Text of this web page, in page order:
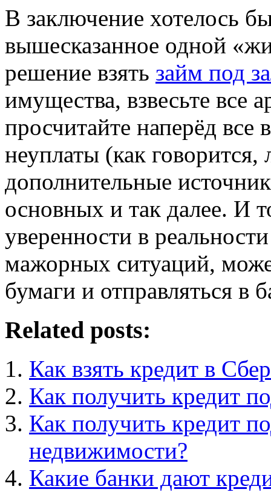
В заключение хотелось
вышесказанное одной
решение взять займ под
имущества, взвесьте все
просчитайте наперёд
неуплаты (как говорится,
дополнительные
основных и так далее. И
уверенности в
мажорных ситуаций,
бумаги и отправляться в
Related posts:
Как взять кредит в
Как получить кредит
Как получить кредит
недвижимости?
Какие банки дают